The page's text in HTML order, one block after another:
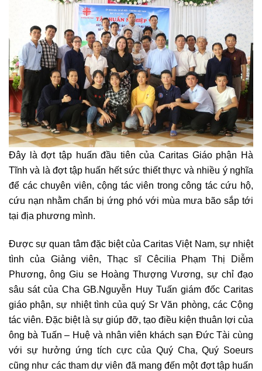
Đây là đợt tập huấn đầu tiên của Caritas Giáo phận Hà
Tĩnh và là đợt tập huấn hết sức thiết thực và nhiều ý nghĩa
để các chuyên viên, cộng tác viên trong công tác cứu hộ,
cứu nạn nhằm chẩn bị ứng phó với mùa mưa bão sắp tới
tại địa phương mình.
Được sự quan tâm đặc biệt của Caritas Việt Nam, sự nhiệt
tình của Giảng viên, Thạc sĩ Cêcilia Phạm Thị Diễm
Phương, ông Giu se Hoàng Thượng Vương, sự chỉ đạo
sâu sát của Cha GB.Nguyễn Huy Tuấn giám đốc Caritas
giáo phận, sự nhiệt tình của quý Sr Văn phòng, các Cộng
tác viên. Đặc biệt là sự giúp đỡ, tạo điều kiện thuân lợi của
ông bà Tuấn – Huệ và nhân viên khách sạn Đức Tài cùng
với sự hưởng ứng tích cực của Quý Cha, Quý Soeurs
cũng như các tham dự viên đã mang đến một đợt tập huấn